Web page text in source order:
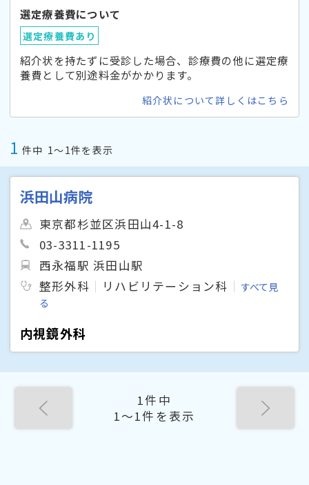
選定療養費について
選定療養費あり
紹介状を持たずに受診した場合、診療費の他に選定療
養費として別途料金がかかります。
紹介状について詳しくはこちら
1 件中 1〜1件を表示
浜田山病院
東京都杉並区浜田山4-1-8
03-3311-1195
西永福駅 浜田山駅
整形外科
リハビリテーション科
すべて見
る
内視鏡外科
1件中
1〜1件を表示